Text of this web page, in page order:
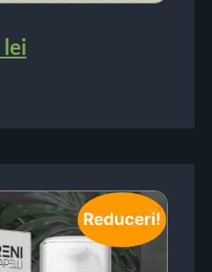
lei
Reduceri!